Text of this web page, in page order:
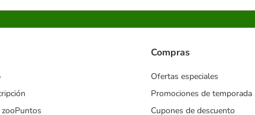
Compras
Ofertas especiales
Promociones de temporada
Cupones de descuento